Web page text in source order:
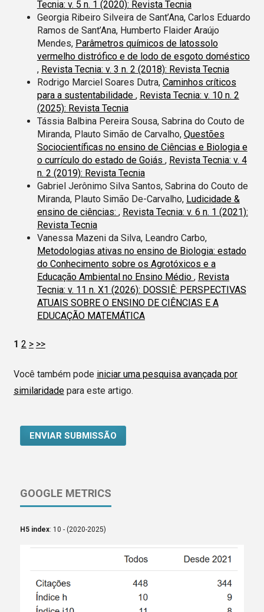
Tecnia: v. 5 n. 1 (2020): Revista Tecnia
Georgia Ribeiro Silveira de Sant’Ana, Carlos Eduardo
Ramos de Sant’Ana, Humberto Flaider Araújo
Mendes, Parâmetros químicos de latossolo
vermelho distrófico e de lodo de esgoto doméstico
, Revista Tecnia: v. 3 n. 2 (2018): Revista Tecnia
Rodrigo Marciel Soares Dutra, Caminhos críticos
para a sustentabilidade , Revista Tecnia: v. 10 n. 2
(2025): Revista Tecnia
Tássia Balbina Pereira Sousa, Sabrina do Couto de
Miranda, Plauto Simão de Carvalho, Questões
Sociocientíficas no ensino de Ciências e Biologia e
o currículo do estado de Goiás , Revista Tecnia: v. 4
n. 2 (2019): Revista Tecnia
Gabriel Jerônimo Silva Santos, Sabrina do Couto de
Miranda, Plauto Simão De-Carvalho, Ludicidade &
ensino de ciências: , Revista Tecnia: v. 6 n. 1 (2021):
Revista Tecnia
Vanessa Mazeni da Silva, Leandro Carbo,
Metodologias ativas no ensino de Biologia: estado
do Conhecimento sobre os Agrotóxicos e a
Educação Ambiental no Ensino Médio , Revista
Tecnia: v. 11 n. X1 (2026): DOSSIÊ: PERSPECTIVAS
ATUAIS SOBRE O ENSINO DE CIÊNCIAS E A
EDUCAÇÃO MATEMÁTICA
1 2 > >>
Você também pode iniciar uma pesquisa avançada por
similaridadepara este artigo.
ENVIAR SUBMISSÃO
GOOGLE METRICS
H5 index: 10 - (2020-2025)